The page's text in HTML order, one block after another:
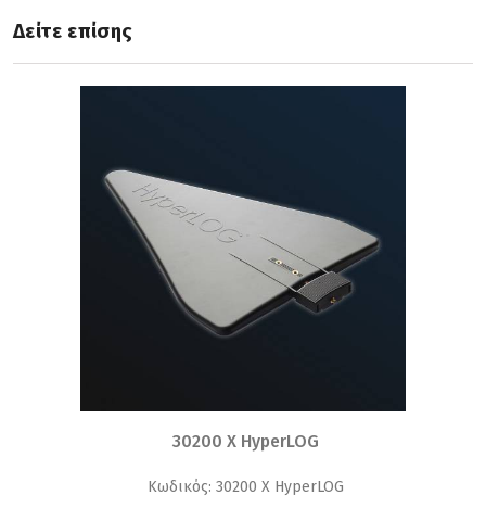
Δείτε επίσης
30200 X HyperLOG
Κωδικός: 30200 X HyperLOG